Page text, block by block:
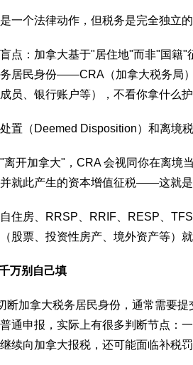
一个法律动作，但税务是完全独立
点：加拿大基于"居住地"而非"国籍"
居民身份——CRA（加拿大税务局
员、银行账户等），不看你拿什么护
置（Deemed Disposition）和离境税
离开加拿大"，CRA 会视同你在离境
就此产生的资本增值征税——这就是
住房、RRSP、RRIF、RESP、
股票、投资性房产、境外资产等）就
万别自己填
断加拿大税务居民身份，通常需要
通申报，实际上有很多判断节点：
续向加拿大报税，还可能面临补税罚